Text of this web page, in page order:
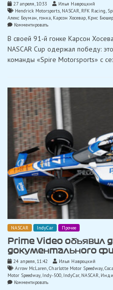
27 апреля, 10:33
Илья Навроцкий
Hendrick Motorsports, NASCAR, RFK Racing,
Алекс Боуман, гонка, Карсон Хосевар, Крис Бюшер
Комментироватьon
одержал
первую
победу
в
В своей 91-й гонке Карсон
NASCAR Cup одержал победу:
команды «Spire Motorsports» с
NASCAR IndyCar Прочее
Prime Video объявил
документального
24 апреля, 11:42
Илья Навроцкий
Arrow McLaren,Charlotte Motor Speedway,
Motor Speedway, Indy-500, IndyCar, NASCAR,
Комментироватьon